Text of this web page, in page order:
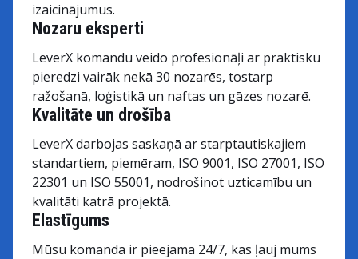
Nozaru eksperti
LeverX komandu veido profesionāļi ar praktisku
pieredzi vairāk nekā 30 nozarēs, tostarp
ražošanā, loģistikā un naftas un gāzes nozarē.
Kvalitāte un drošība
LeverX darbojas saskaņā ar starptautiskajiem
standartiem, piemēram, ISO 9001, ISO 27001, ISO
22301 un ISO 55001, nodrošinot uzticamību un
kvalitāti katrā projektā.
izaicinājumus.
Elastīgums
Mūsu komanda ir pieejama 24/7, kas ļauj mums